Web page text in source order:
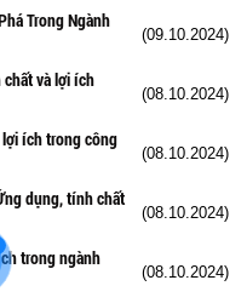
Trong Ngành
(09.10.2024)
và lợi ích
(08.10.2024)
ích trong công
(08.10.2024)
dụng, tính chất
(08.10.2024)
trong ngành
(08.10.2024)